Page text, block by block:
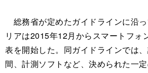
総務省が定めたガイドラインに沿
リアは2015年12月からスマートフォ
表を開始した。同ガイドラインでは
間、計測ソフトなど、決められた一